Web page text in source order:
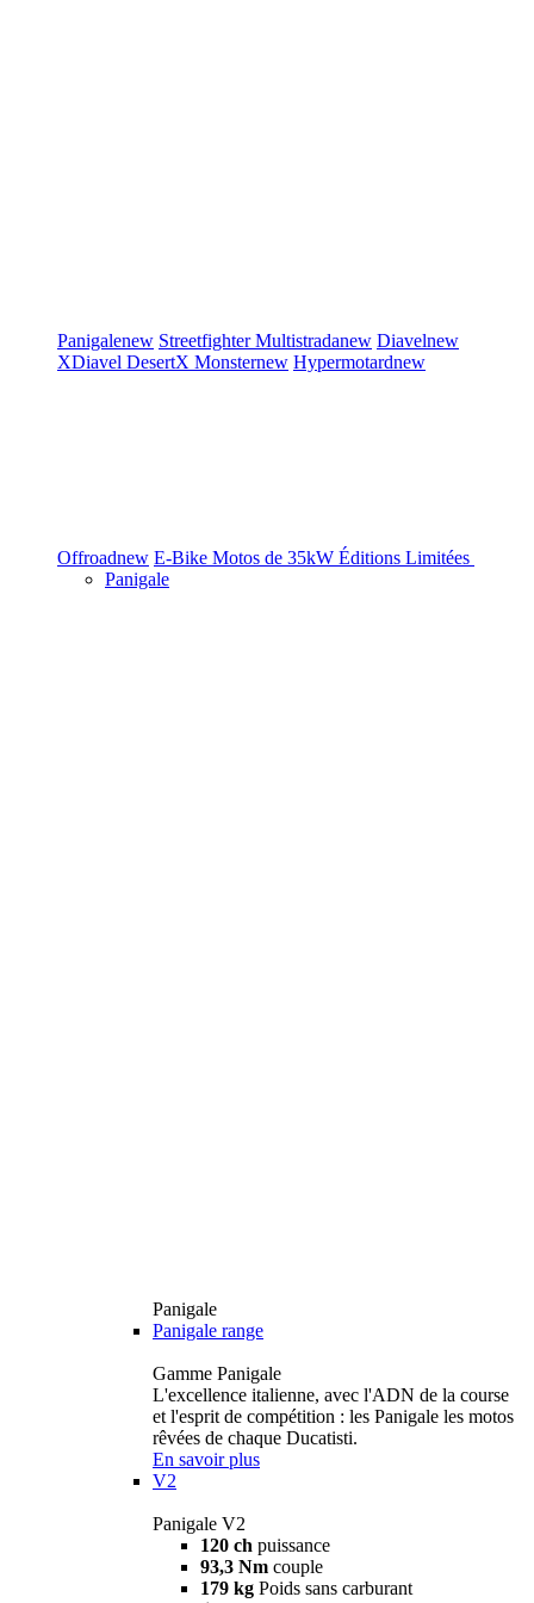
Panigalenew StreetfighterMultistradanew Diavelnew
XDiavel DesertX Monsternew Hypermotardnew
Offroadnew E-Bike Motos de 35kW Éditions Limitées
Panigale
Panigale
Panigale range
Gamme Panigale
L'excellence italienne, avec l'ADN de la course
et l'esprit de compétition : les Panigale les motos
rêvées de chaque Ducatisti.
En savoir plus
V2
Panigale V2
120 ch puissance
93,3 Nm couple
179 kg Poids sans carburant